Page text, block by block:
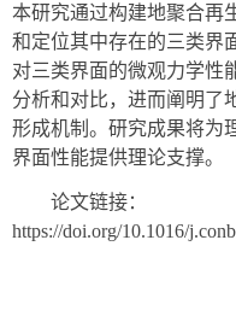
本研究通过构建地聚合再
和定位其中存在的三类界
对三类界面的微观力学性
分析和对比，进而阐明了
形成机制。研究成果将为
界面性能提供理论支撑。
论文链接：
https://doi.org/10.1016/